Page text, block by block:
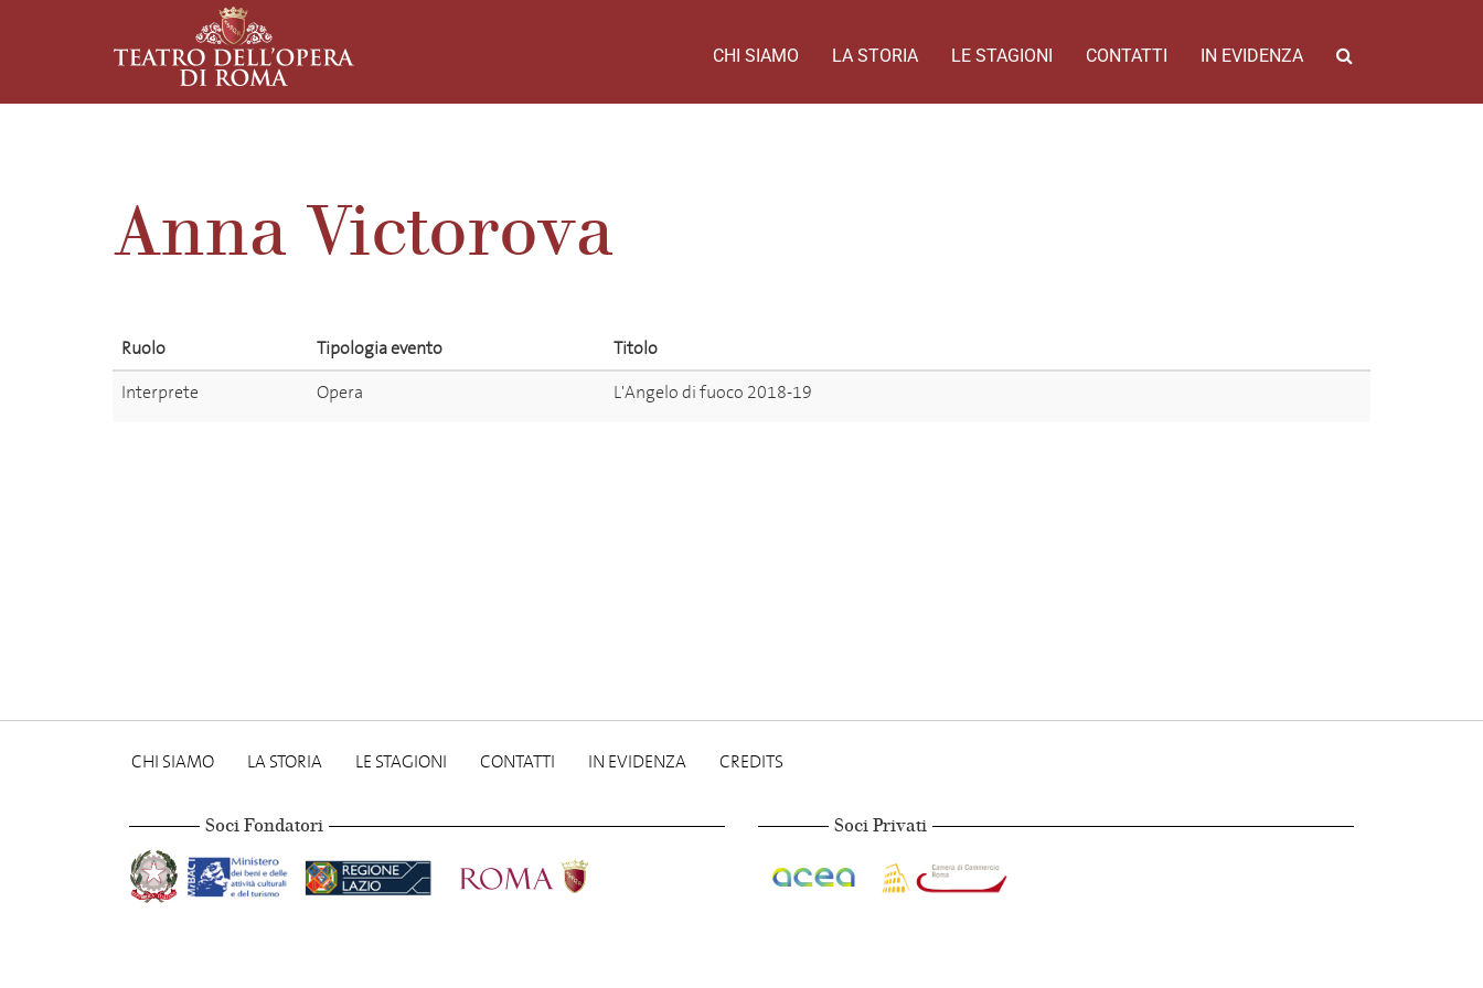
CHI SIAMO LA STORIA LE STAGIONI CONTATTI IN EVIDENZA
Anna Victorova
Ruolo Tipologia evento
Titolo
Interprete
Opera L'Angelo di fuoco 2018-19
CHI SIAMO LA STORIA LE STAGIONI CONTATTI IN EVIDENZA CREDITS
Soci Fondatori Soci Privati